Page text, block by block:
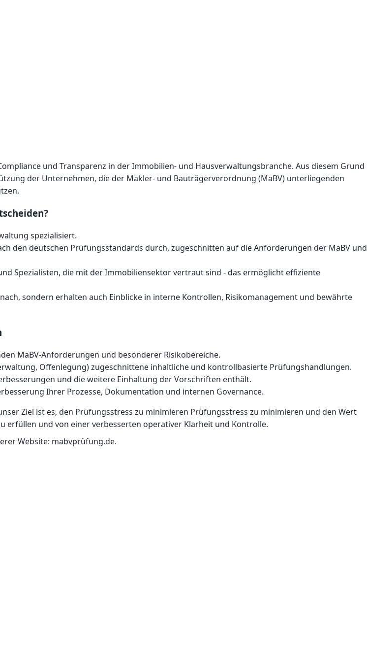
und Transparenz in der Immobilien- und Hausverwaltungsbranche. Aus diesem Grund
der Unternehmen, die der Makler- und Bauträgerverordnung (MaBV) unterliegenden
spezialisiert.
den deutschen Prüfungsstandards durch, zugeschnitten auf die Anforderungen der MaBV und
Spezialisten, die mit der Immobiliensektor vertraut sind - das ermöglicht effiziente
sondern erhalten auch Einblicke in interne Kontrollen, Risikomanagement und bewährte
MaBV-Anforderungen und besonderer Risikobereiche.
Offenlegung) zugeschnittene inhaltliche und kontrollbasierte Prüfungshandlungen.
und die weitere Einhaltung der Vorschriften enthält.
Ihrer Prozesse, Dokumentation und internen Governance.
Ziel ist es, den Prüfungsstress zu minimieren Prüfungsstress zu minimieren und den Wert
erfüllen und von einer verbesserten operativer Klarheit und Kontrolle.
Website: mabvprüfung.de.